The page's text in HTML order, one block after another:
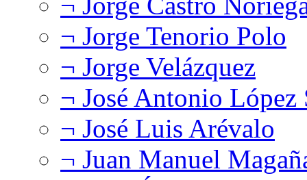
¬ Jorge Tenorio Polo
¬ Jorge Velázquez
¬ José Antonio López
¬ José Luis Arévalo
¬ Juan Manuel